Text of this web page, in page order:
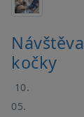
Návštěva
kočky
10.
05.